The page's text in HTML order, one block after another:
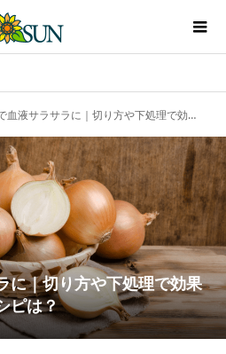
サラサラに｜切り方や下処理で効果アップ？効果的なレシピは？
に｜切り方や下処理で効果
ピは？